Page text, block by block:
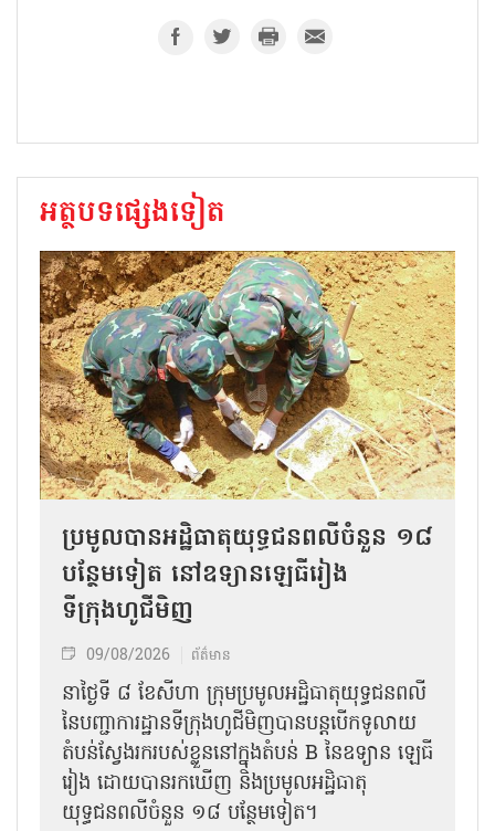
អត្ថបទផ្សេងទៀត
ប្រមូលបានអដ្ឋិធាតុយុទ្ធជនពលីចំនួន ១៨
បន្ថែមទៀត នៅឧទ្យានឡេធីរៀង
ទីក្រុងហូជីមិញ
09/08/2026 ព័ត៌មាន
នាថ្ងៃទី ៨ ខែសីហា ក្រុមប្រមូលអដ្ឋិធាតុយុទ្ធជនពលី
នៃបញ្ជាការដ្ឋានទីក្រុងហូជីមិញបានបន្តបើកទូលាយ
តំបន់ស្វែងរករបស់ខ្លួននៅក្នុងតំបន់ B នៃឧទ្យាន ឡេធី
រៀង ដោយបានរកឃើញ និងប្រមូលអដ្ឋិធាតុ
យុទ្ធជនពលីចំនួន ១៨ បន្ថែមទៀត។